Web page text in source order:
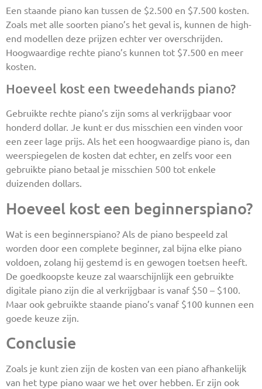
Een staande piano kan tussen de $2.500 en $7.500 kosten.
Zoals met alle soorten piano’s het geval is, kunnen de high-
end modellen deze prijzen echter ver overschrijden.
Hoogwaardige rechte piano’s kunnen tot $7.500 en meer
kosten.
Hoeveel kost een tweedehands piano?
Gebruikte rechte piano’s zijn soms al verkrijgbaar voor
honderd dollar. Je kunt er dus misschien een vinden voor
een zeer lage prijs. Als het een hoogwaardige piano is, dan
weerspiegelen de kosten dat echter, en zelfs voor een
gebruikte piano betaal je misschien 500 tot enkele
duizenden dollars.
Hoeveel kost een beginnerspiano?
Wat is een beginnerspiano? Als de piano bespeeld zal
worden door een complete beginner, zal bijna elke piano
voldoen, zolang hij gestemd is en gewogen toetsen heeft.
De goedkoopste keuze zal waarschijnlijk een gebruikte
digitale piano zijn die al verkrijgbaar is vanaf $50 – $100.
Maar ook gebruikte staande piano’s vanaf $100 kunnen een
goede keuze zijn.
Conclusie
Zoals je kunt zien zijn de kosten van een piano afhankelijk
van het type piano waar we het over hebben. Er zijn ook